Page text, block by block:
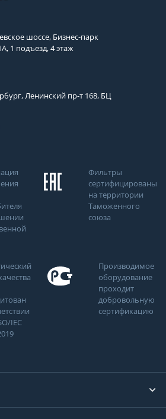
шоссе, Бизнес-парк
1 подъезд, 4 этаж
Ленинский пр-т 168, БЦ
Фильтры
сертифицированы
на территории
Таможенного
союза
IEC
Производимое
оборудование
проходит
добровольную
сертификацию